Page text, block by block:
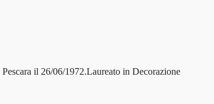
il 26/06/1972.Laureato in Decorazione